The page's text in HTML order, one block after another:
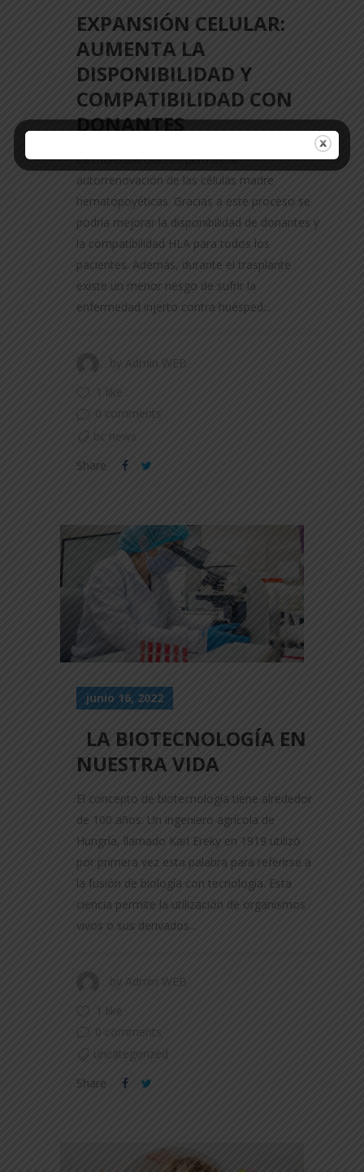
EXPANSIÓN CELULAR:
AUMENTA LA
DISPONIBILIDAD Y
COMPATIBILIDAD CON
DONANTES
La molécula UM171 permite la
autorrenovación de las células madre
hematopoyéticas. Gracias a este proceso se
podría mejorar la disponibilidad de donantes y
la compatibilidad HLA para todos los
pacientes. Además, durante el trasplante
existe un menor riesgo de sufrir la
enfermedad injerto contra huésped...
by Admin WEB
1 like
0 comments
bc news
Share
junio 16, 2022
LA BIOTECNOLOGÍA EN
NUESTRA VIDA
El concepto de biotecnología tiene alrededor
de 100 años. Un ingeniero agrícola de
Hungría, llamado Karl Ereky en 1919 utilizó
por primera vez esta palabra para referirse a
la fusión de biología con tecnología. Esta
ciencia permite la utilización de organismos
vivos o sus derivados...
by Admin WEB
1 like
0 comments
uncategorized
Share